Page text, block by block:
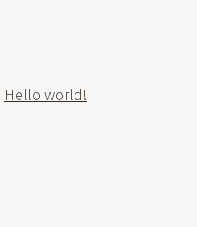
Hello world!